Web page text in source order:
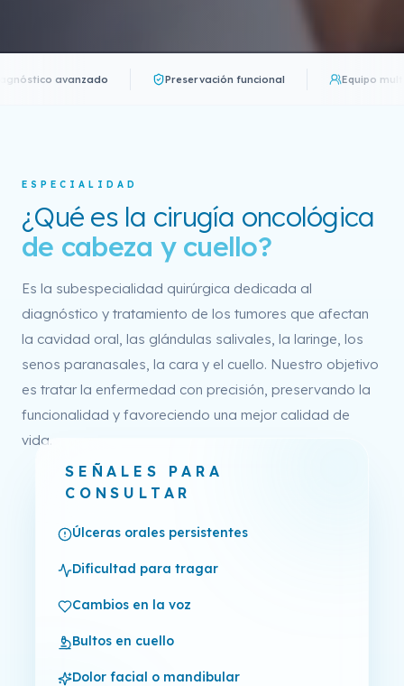
Preservación funcional Equipo
ESPECIALIDAD
¿Qué es la cirugía oncológica
de cabeza y cuello?
Es la subespecialidad quirúrgica dedicada al
diagnóstico y tratamiento de los tumores que afectan
la cavidad oral, las glándulas salivales, la laringe, los
senos paranasales, la cara y el cuello. Nuestro objetivo
es tratar la enfermedad con precisión, preservando la
funcionalidad y favoreciendo una mejor calidad de
vida.
SEÑALES PARA
CONSULTAR
Úlceras orales persistentes
Dificultad para tragar
Cambios en la voz
Bultos en cuello
Dolor facial o mandibular